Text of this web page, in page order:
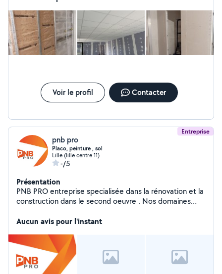
Voir le profil Contacter
Entreprise
pnb pro
Placo, peinture , sol
Lille (lille centre 11)
-/5
Présentation
PNB PRO entreprise specialisée dans la rénovation et la
construction dans le second oeuvre . Nos domaines
terrasse , sol , démolition
Aucun avis pour l'instant